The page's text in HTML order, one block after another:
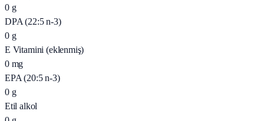
0 g
DPA (22:5 n-3)
0 g
E Vitamini (eklenmiş)
0 mg
EPA (20:5 n-3)
0 g
Etil alkol